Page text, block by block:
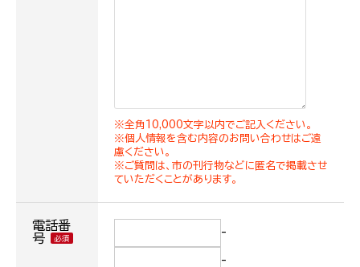
※全角10,000文字以内でご記入ください。
※個人情報を含む内容のお問い合わせはご遠
慮ください。
※ご質問は、市の刊行物などに匿名で掲載させ
ていただくことがあります。
電話番
号
-
-